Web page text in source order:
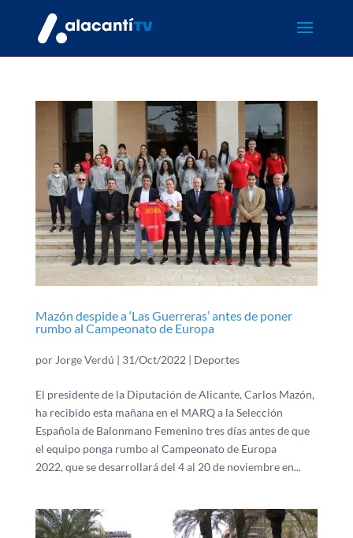
Mazón despide a ‘Las Guerreras’ antes de poner
rumbo al Campeonato de Europa
por Jorge Verdú | 31/Oct/2022 | Deportes
El presidente de la Diputación de Alicante, Carlos Mazón,
ha recibido esta mañana en el MARQ a la Selección
Española de Balonmano Femenino tres días antes de que
el equipo ponga rumbo al Campeonato de Europa
2022, que se desarrollará del 4 al 20 de noviembre en...